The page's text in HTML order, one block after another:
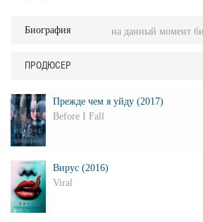
Биография на данный момент
ПРОДЮСЕР
Прежде чем я уйду (2017)
Before I Fall
Вирус (2016)
Viral